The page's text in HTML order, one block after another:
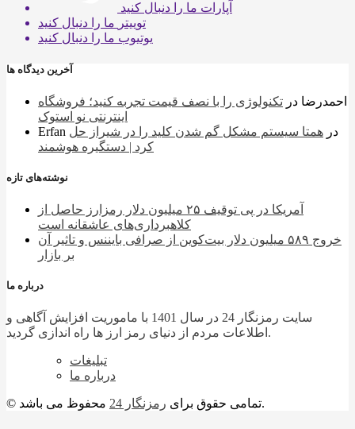
آپارات ما را دنبال کنید
توییتر ما را دنبال کنید
یوتیوب ما را دنبال کنید
آخرین دیدگاه ها
احمدرضا در تکنولوژی را با نصف قیمت تجربه کنید؛ فروشگاه
اینترنتی نو استوک
Erfan
در همتا سیستم مشکل گم شدن کلید را در شیراز حل
کرد | دستگیره هوشمند
نوشته‌های تازه
آمریکا در پی توقیف ۲۵ میلیون دلار رمزارز حاصل از
کلاهبرداری‌های عاشقانه است
خروج ۵۸۹ میلیون دلار بیت‌کوین از صرافی بایننس و تاثیر آن
بر بازار
درباره ما
سایت رمزنگار 24 در سال 1401 با ماموریت افزایش آگاهی و
اطلاعات مردم از دنیای رمز ارز ها راه اندازی گردید.
تبلیغات
درباره ما
© تمامی حقوق برای رمزنگار 24 محفوظ می باشد.